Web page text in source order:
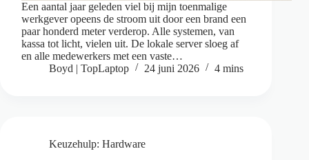
Een aantal jaar geleden viel bij mijn toenmalige
werkgever opeens de stroom uit door een brand een
paar honderd meter verderop. Alle systemen, van
kassa tot licht, vielen uit. De lokale server sloeg af
en alle medewerkers met een vaste…
Boyd | TopLaptop
24 juni 2026 4 mins
Keuzehulp: Hardware